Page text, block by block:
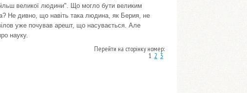
великої людини". Що могло бути великим
Не дивно, що навіть така людина, як Берия, не
уже почував арешт, що насувається. Але
науку.
Перейти на сторінку номер:
1 2 3